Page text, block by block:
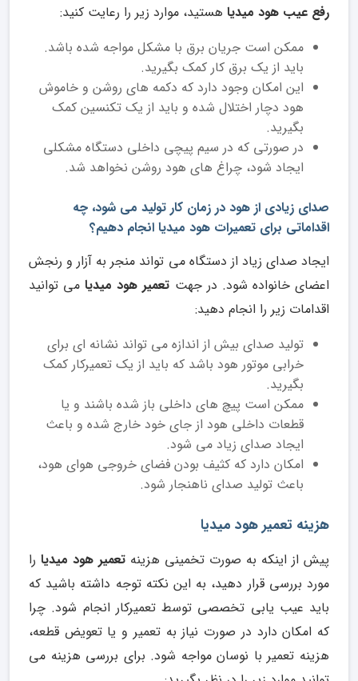
رفع عیب هود میدیا هستید، موارد زیر را رعایت کنید:
ممکن است جریان برق با مشکل مواجه شده باشد.
باید از یک برق کار کمک بگیرید.
این امکان وجود دارد که دکمه های روشن و خاموش
هود دچار اختلال شده و باید از یک تکنسین کمک
بگیرید.
در صورتی که در سیم پیچی داخلی دستگاه مشکلی
ایجاد شود، چراغ های هود روشن نخواهد شد.
صدای زیادی از هود در زمان کار تولید می شود، چه
اقداماتی برای تعمیرات هود میدیا انجام دهیم؟
ایجاد صدای زیاد از دستگاه می تواند منجر به آزار و رنجش
اعضای خانواده شود. در جهت تعمیر هود میدیامی توانید
اقدامات زیر را انجام دهید:
تولید صدای بیش از اندازه می تواند نشانه ای برای
خرابی موتور هود باشد که باید از یک تعمیرکار کمک
بگیرید.
ممکن است پیچ های داخلی باز شده باشند و یا
قطعات داخلی هود از جای خود خارج شده و باعث
ایجاد صدای زیاد می شود.
امکان دارد که کثیف بودن فضای خروجی هوای هود،
باعث تولید صدای ناهنجار شود.
هزینه تعمیر هود میدیا
پیش از اینکه به صورت تخمینی هزینه تعمیر هود میدیا را
مورد بررسی قرار دهید، به این نکته توجه داشته باشید که
باید عیب یابی تخصصی توسط تعمیرکار انجام شود. چرا
که امکان دارد در صورت نیاز به تعمیر و یا تعویض قطعه،
هزینه تعمیر با نوسان مواجه شود. برای بررسی هزینه می